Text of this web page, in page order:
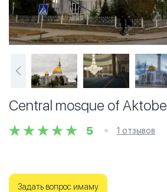
Central mosque of Aktobe
5 1 отзывов
Задать вопрос имаму